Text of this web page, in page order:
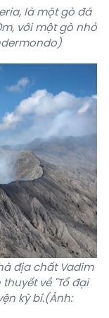
là một gò đá
với một gò nhỏ
địa chất Vadim
về "Tổ đại
kỳ bí.(Ảnh: